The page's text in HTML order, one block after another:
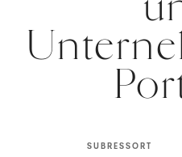
SUBRESSORT